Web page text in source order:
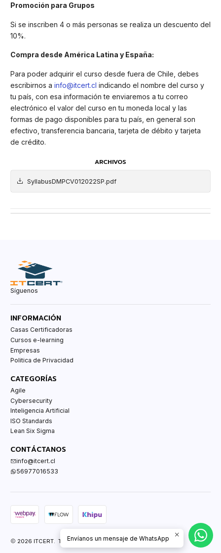
Promoción para Grupos
Si se inscriben 4 o más personas se realiza un descuento del
10%.
Compra desde América Latina y España:
Para poder adquirir el curso desde fuera de Chile, debes
escribirnos a info@itcert.cl indicando el nombre del curso y
tu país, con esa información te enviaremos a tu correo
electrónico el valor del curso en tu moneda local y las
formas de pago disponibles para tu país, en general son
efectivo, transferencia bancaria, tarjeta de débito y tarjeta
de crédito.
ARCHIVOS
SyllabusDMPCV012022SP.pdf
Síguenos
INFORMACIÓN
Casas Certificadoras
Cursos e-learning
Empresas
Politica de Privacidad
CATEGORÍAS
Agile
Cybersecurity
Inteligencia Artificial
ISO Standards
Lean Six Sigma
CONTÁCTANOS
info@itcert.cl
56977016533
2026 ITCERT. Todos los derechos reservados.
Envíanos un mensaje de WhatsApp